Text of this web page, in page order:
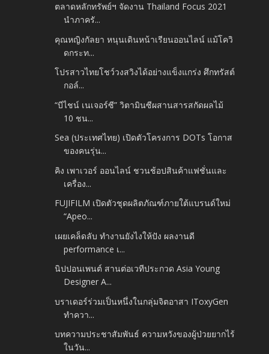
ตลาดหลักทรัพย์ฯ จัดงาน Thailand Focus 2021
นำภาครั...
คุณหญิงกัลยา หนุนเดินหน้าเรียนออนไลน์ แม้โควิ
ดกระท...
โปรสาวไทยโชว์วงสวิงได้อย่างแข็งแกร่ง ศึกทรัสต์
กอล์...
“บีไชน์ เนเจอร์ซี” วิตามินซีผสานสารสกัดผลไม้
10 ชน...
Sea (ประเทศไทย) เปิดตัวโครงการ DOTs โอกาส
ของคนรุ่น...
คิง เพาเวอร์ ออนไลน์ ชวนช้อปสินค้าแฟชั่นและ
เครื่อง...
FUJIFILM เปิดตัวชุดผลิตภัณฑ์ภายใต้แบรนด์ใหม่
“Apeo...
เผยเคล็ดลับ ทำงานยังไงให้ปัง ผลงานดี
performance เ...
นิปปอนเพนต์ สานต่อเวทีประกวด Asia Young
Designer A...
บราเดอร์ร่วมเป็นหนึ่งในกลุ่มจิตอาสา IToxyGen
ทำควา...
บทความประชาสัมพันธ์ ความหวังของผู้ป่วยยากไร้
ในวัน...